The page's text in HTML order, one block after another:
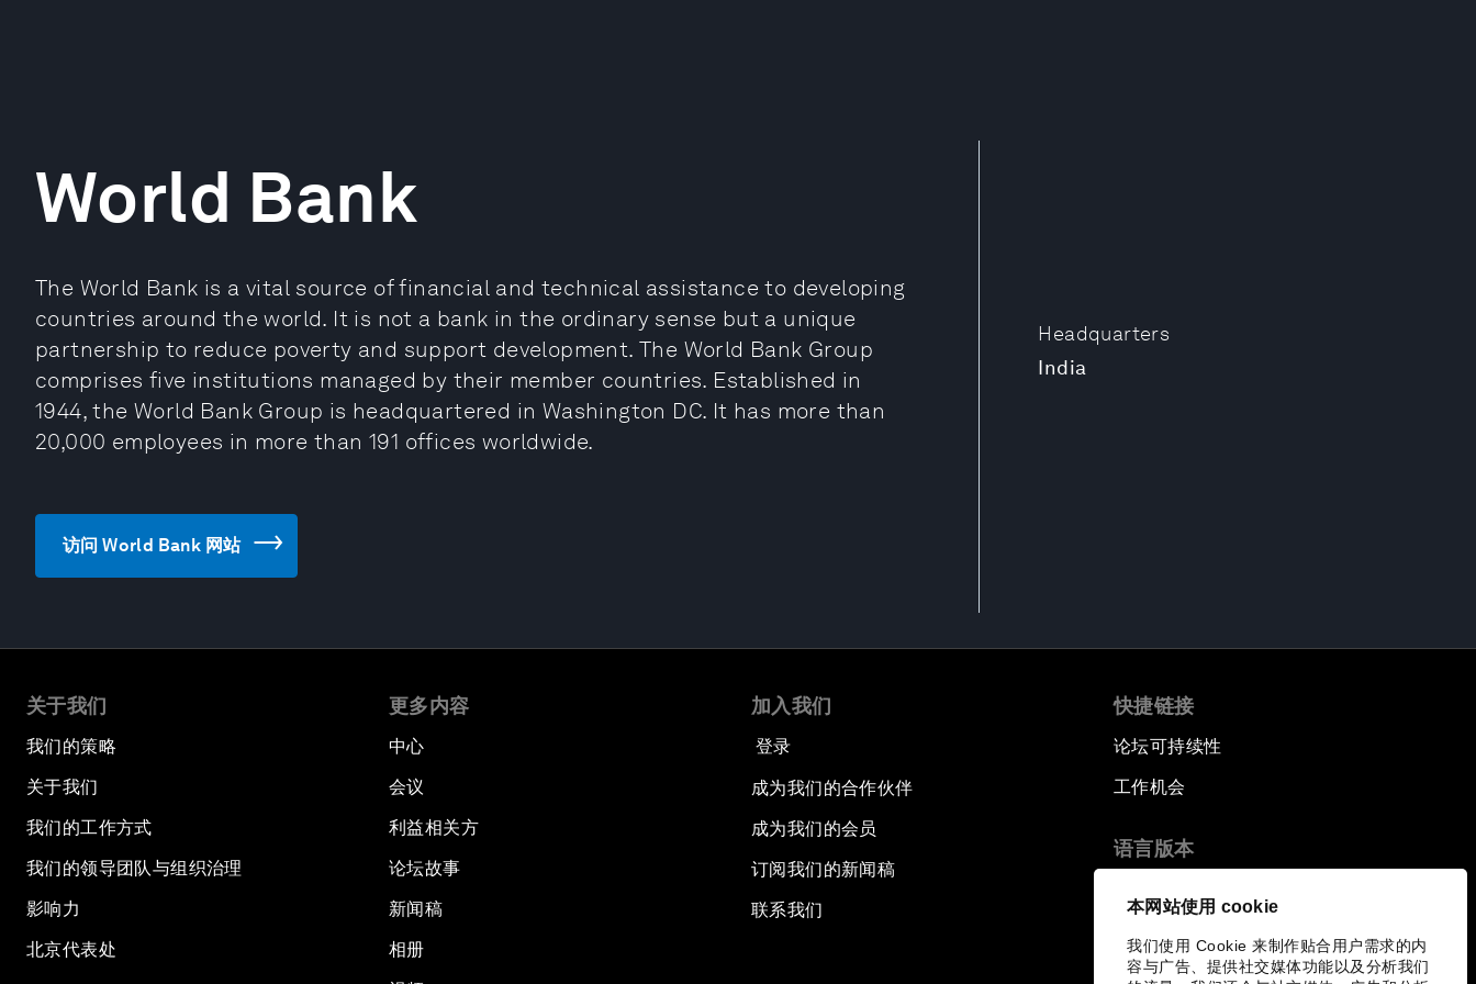
本网站使用 cookie
我们使用 Cookie 来制作贴合用户需求的内
容与广告、提供社交媒体功能以及分析我们
Headquarters
India
World Bank
The World Bank is a vital source of financial and technical assistance to developing
countries around the world. It is not a bank in the ordinary sense but a unique
partnership to reduce poverty and support development. The World Bank Group
comprises five institutions managed by their member countries. Established in
1944, the World Bank Group is headquartered in Washington DC. It has more than
20,000 employees in more than 191 offices worldwide.
访问 World Bank 网站
关于我们
我们的策略
关于我们
我们的工作方式
我们的领导团队与组织治理
影响力
北京代表处
更多内容
中心
会议
利益相关方
论坛故事
新闻稿
相册
加入我们
登录
成为我们的合作伙伴
成为我们的会员
订阅我们的新闻稿
联系我们
快捷链接
论坛可持续性
工作机会
语言版本